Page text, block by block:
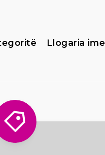
Llogaria ime